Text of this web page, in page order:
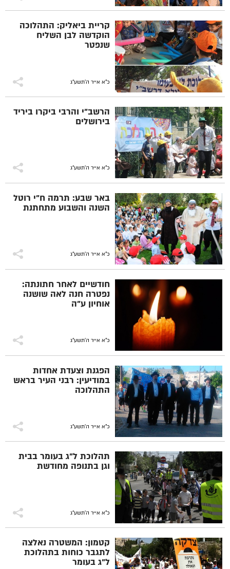
קריית ביאליק: התהלוכה
הוקדשה לבן השליח
שנפטר
כ"א אייר ה׳תשע״ג
הרשב"י והרבי ביקרו ביריד
בירושלים
כ"א אייר ה׳תשע״ג
באר שבע: תרמה ח"י רוטל
השנה והשבוע מתחתנת
כ"א אייר ה׳תשע״ג
חודשיים לאחר חתונתה:
נפטרה חנה לאה שושנה
אוחיון ע"ה
כ"א אייר ה׳תשע״ג
הפגנת וצעדת אחדות
במודיעין: רבני העיר בראש
התהלוכה
כ"א אייר ה׳תשע״ג
תהלוכת ל"ג בעומר בבית
וגן בתנופה מחודשת
כ"א אייר ה׳תשע״ג
קטמון: המשטרה נאלצה
לתגבר כוחות בתהלוכת
ל"ג בעומר